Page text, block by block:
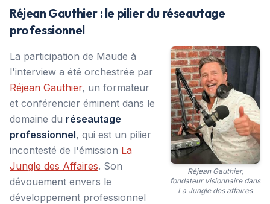
Réjean Gauthier : le pilier du réseautage
professionnel
Réjean Gauthier,
fondateur visionnaire dans
La Jungle des affaires
La participation de Maude à
l'interview a été orchestrée par
Réjean Gauthier, un formateur
et conférencier éminent dans le
domaine du réseautage
professionnel, qui est un pilier
incontesté de l'émission La
Jungle des Affaires. Son
dévouement envers le
développement professionnel